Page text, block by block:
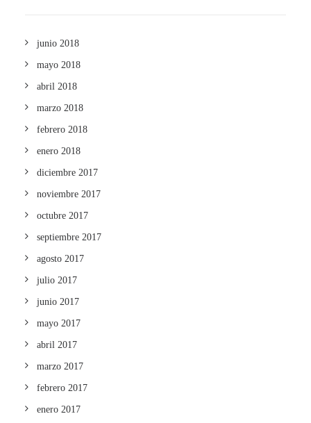
junio 2018
mayo 2018
abril 2018
marzo 2018
febrero 2018
enero 2018
diciembre 2017
noviembre 2017
octubre 2017
septiembre 2017
agosto 2017
julio 2017
junio 2017
mayo 2017
abril 2017
marzo 2017
febrero 2017
enero 2017